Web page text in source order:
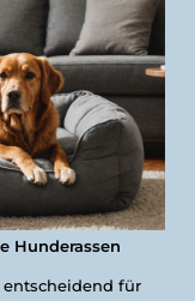
Hunderassen
für